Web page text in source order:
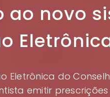
ao novo
Eletrônica do
emitir